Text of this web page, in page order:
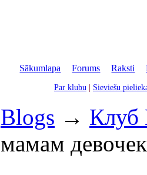
Sākumlapa |Forums |Raksti |
Par klubu Sieviešu
Blogs → Клуб
мамам девочек